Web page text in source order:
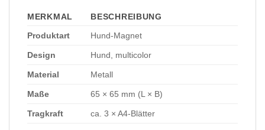
MERKMAL
BESCHREIBUNG
Produktart
Hund-Magnet
Design Hund, multicolor
Material Metall
Maße 65 × 65 mm (L × B)
Tragkraft ca. 3 × A4-Blätter